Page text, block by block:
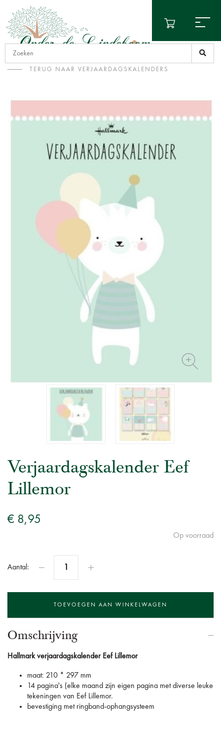
TERUG NAAR VERJAARDAGSKALENDERS
Verjaardagskalender Eef
Lillemor
€ 8,95
Op voorraad
Aantal:
Omschrijving
Hallmark verjaardagskalender Eef Lillemor
maat: 210 * 297 mm
14 pagina's (elke maand zijn eigen pagina met diverse leuke
tekeningen van Eef Lillemor.
bevestiging met ringband-ophangsysteem